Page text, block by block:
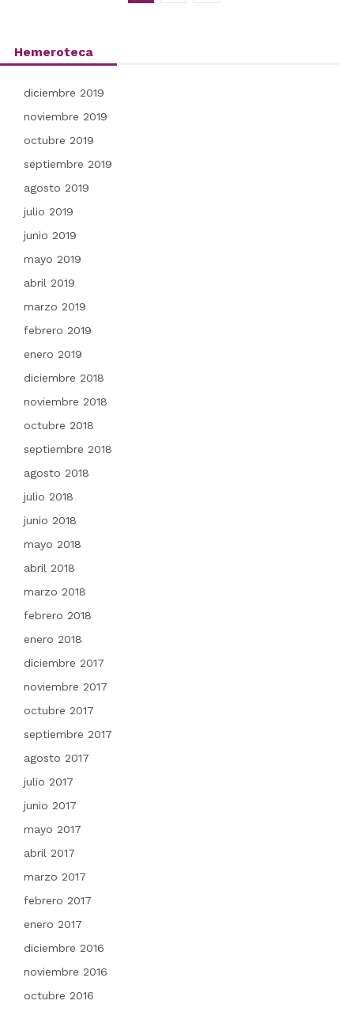
Hemeroteca
diciembre 2019
noviembre 2019
octubre 2019
septiembre 2019
agosto 2019
julio 2019
junio 2019
mayo 2019
abril 2019
marzo 2019
febrero 2019
enero 2019
diciembre 2018
noviembre 2018
octubre 2018
septiembre 2018
agosto 2018
julio 2018
junio 2018
mayo 2018
abril 2018
marzo 2018
febrero 2018
enero 2018
diciembre 2017
noviembre 2017
octubre 2017
septiembre 2017
agosto 2017
julio 2017
junio 2017
mayo 2017
abril 2017
marzo 2017
febrero 2017
enero 2017
diciembre 2016
noviembre 2016
octubre 2016